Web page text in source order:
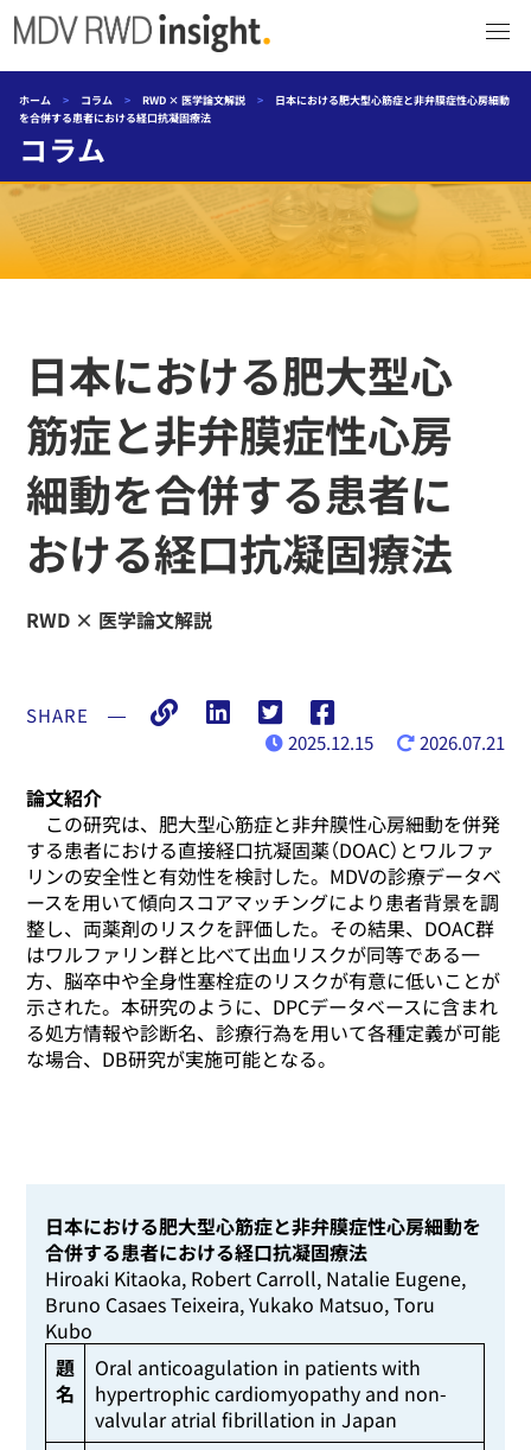
ホーム > コラム > RWD × 医学論文解説 >
日本における肥大型心筋症と非弁膜症性心房細動
を合併する患者における経口抗凝固療法
コラム
日本における肥大型心
筋症と非弁膜症性心房
細動を合併する患者に
おける経口抗凝固療法
RWD × 医学論文解説
SHARE
―
2025.12.15
2026.07.21
論文紹介
この研究は、肥大型心筋症と非弁膜性心房細動を併発
する患者における直接経口抗凝固薬（DOAC）とワルファ
リンの安全性と有効性を検討した。MDVの診療データベ
ースを用いて傾向スコアマッチングにより患者背景を調
整し、両薬剤のリスクを評価した。その結果、DOAC群
はワルファリン群と比べて出血リスクが同等である一
方、脳卒中や全身性塞栓症のリスクが有意に低いことが
示された。本研究のように、DPCデータベースに含まれ
る処方情報や診断名、診療行為を用いて各種定義が可能
な場合、DB研究が実施可能となる。
日本における肥大型心筋症と非弁膜症性心房細動を
合併する患者における経口抗凝固療法
Hiroaki Kitaoka, Robert Carroll, Natalie Eugene,
Bruno Casaes Teixeira, Yukako Matsuo, Toru
Kubo
題
名
Oral anticoagulation in patients with
hypertrophic cardiomyopathy and non-
valvular atrial fibrillation in Japan